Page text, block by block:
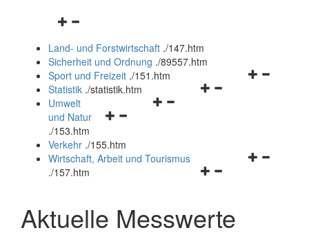
Navigationsmenü
und
schließen
Land- und Forstwirtschaft ./147.htm
Sicherheit und Ordnung ./89557.htm
Navigationsmenü
Sport und Freizeit ./151.htm
Navigationsmenü
Statistik ./statistik.htm
Navigationsmenü
und
schließen
Umwelt
und Natur
./153.htm
Verkehr ./155.htm
Navigationsmenü
schließen
Wirtschaft, Arbeit und Tourismus
./157.htm
Aktuelle Messwerte